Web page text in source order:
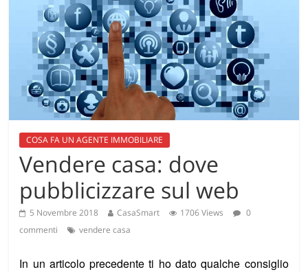
COSA FA UN AGENTE IMMOBILIARE
Vendere casa: dove
pubblicizzare sul web
5 Novembre 2018 CasaSmart 1706 Views
0
commenti
vendere casa
In un articolo precedente ti ho dato qualche consiglio